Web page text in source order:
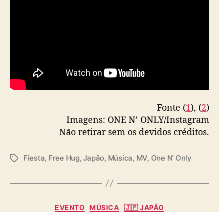
Fonte (1), (2)
Imagens: ONE N’ ONLY/Instagram
Não retirar sem os devidos créditos.
T
Fiesta, Free Hug,Japão, Música, MV, One N' Only
C
EVENTO MÚSICA 🇯🇵 JAPÃO